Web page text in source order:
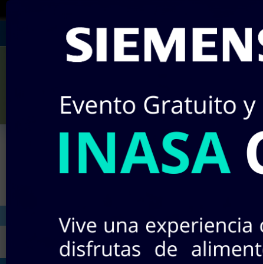
Julián Villagrán
¡Nuevos